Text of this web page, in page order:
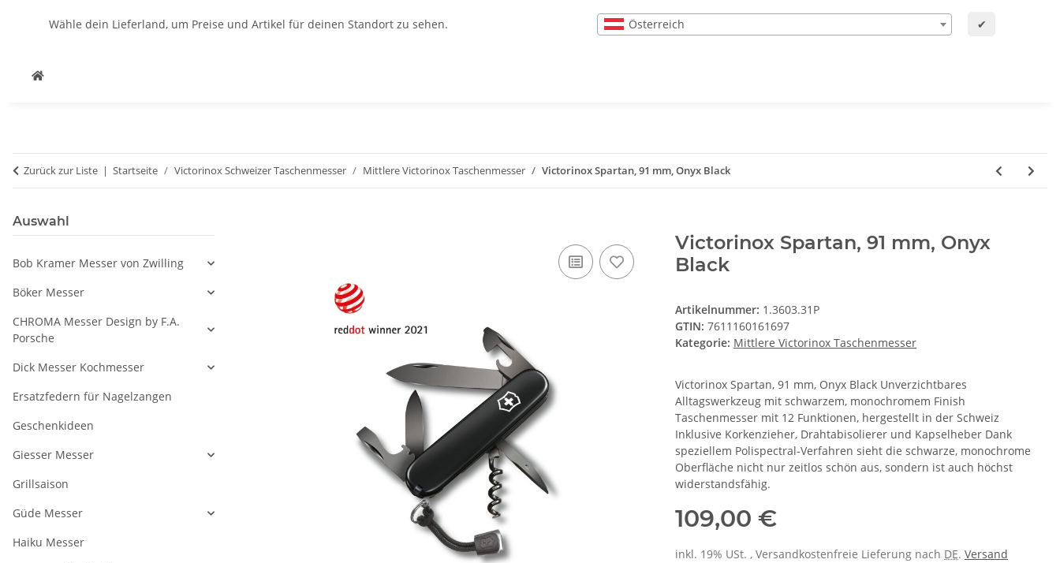
Wähle dein Lieferland, um Preise und Artikel für deinen Standort zu sehen. Österreich ✔
Zurück zur Liste Startseite Victorinox Schweizer Taschenmesser Mittlere Victorinox Taschenmesser Victorinox Spartan, 91 mm, Onyx Black
Victorinox Spartan, 91 mm, Onyx
Black
Artikelnummer: 1.3603.31P
GTIN: 7611160161697
Kategorie: Mittlere Victorinox Taschenmesser
Victorinox Spartan, 91 mm, Onyx Black Unverzichtbares
Alltagswerkzeug mit schwarzem, monochromem Finish
Taschenmesser mit 12 Funktionen, hergestellt in der Schweiz
Inklusive Korkenzieher, Drahtabisolierer und Kapselheber Dank
speziellem Polispectral-Verfahren sieht die schwarze, monochrome
Oberfläche nicht nur zeitlos schön aus, sondern ist auch höchst
widerstandsfähig.
109,00 €
inkl. 19% USt. , Versandkostenfreie Lieferung nach DE. Versand
Auswahl
Bob Kramer Messer von Zwilling
Böker Messer
CHROMA Messer Design by F.A.
Porsche
Dick Messer Kochmesser
Ersatzfedern für Nagelzangen
Geschenkideen
Giesser Messer
Grillsaison
Güde Messer
Haiku Messer